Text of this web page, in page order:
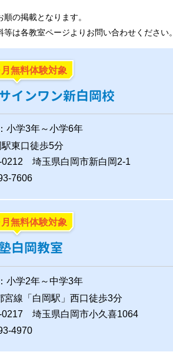
の掲載となります。
は各教室ページよりお問い合わせください。
月無料体験対象
インワン新白岡校
小学3年～小学6年
東口徒歩5分
0212 埼玉県白岡市新白岡2-1
7606
月無料体験対象
白岡教室
小学2年～中学3年
宮線「白岡駅」西口徒歩3分
0217 埼玉県白岡市小久喜1064
4970